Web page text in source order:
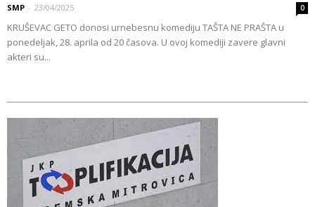
SMP - 23/04/2025 0
KRUŠEVAC GETO donosi urnebesnu komediju TAŠTA NE PRAŠTA u
ponedeljak, 28. aprila od 20 časova. U ovoj komediji zavere glavni
akteri su...